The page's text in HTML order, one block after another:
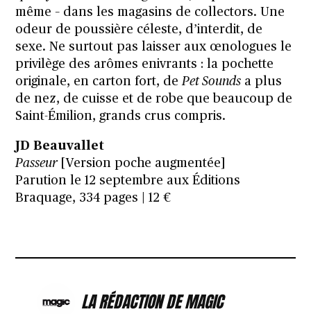
même – dans les magasins de collectors. Une
odeur de poussière céleste, d’interdit, de
sexe. Ne surtout pas laisser aux œnologues le
privilège des arômes enivrants : la pochette
originale, en carton fort, de Pet Sounds a plus
de nez, de cuisse et de robe que beaucoup de
Saint-Émilion, grands crus compris.
JD Beauvallet
Passeur
[Version poche augmentée]
Parution le 12 septembre aux Éditions
Braquage, 334 pages | 12 €
LA RÉDACTION DE MAGIC